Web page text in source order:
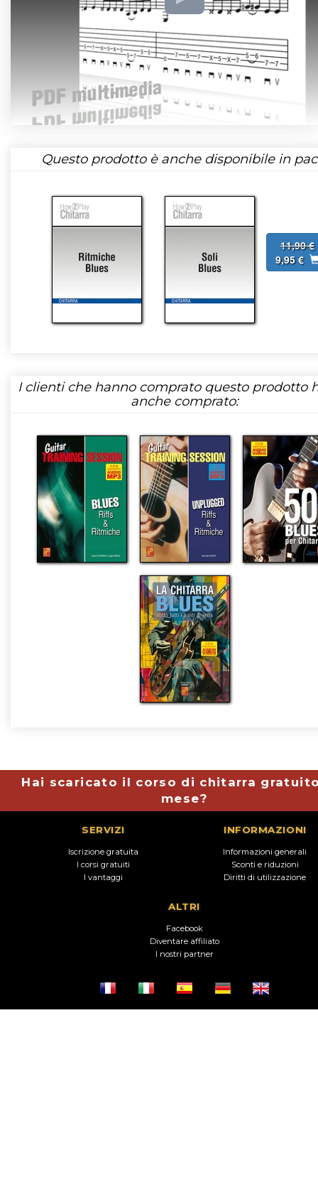
Questo prodotto è anche disponibile in
11,90 €
9,95 €
I clienti che hanno comprato questo prodotto
anche comprato:
Hai scaricato il corso di chitarra
mese?
SERVIZI
Iscrizione gratuita
I corsi gratuiti
I vantaggi
INFORMAZIONI
Informazioni generali
Sconti e riduzioni
Diritti di utilizzazione
ALTRI
Facebook
Diventare affiliato
I nostri partner